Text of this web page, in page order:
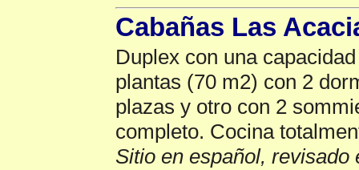
Cabañas Las
Duplex con una
plantas (70 m2) con 2
plazas y otro con 2
completo. Cocina
Sitio en español, revisado